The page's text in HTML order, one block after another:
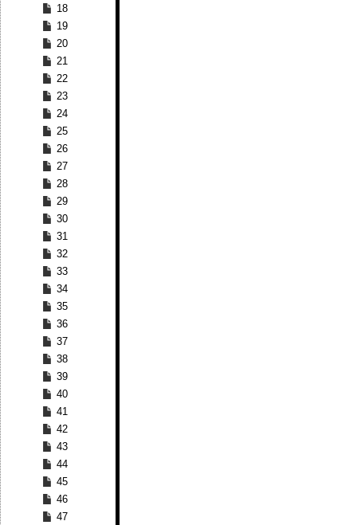
18
19
20
21
22
23
24
25
26
27
28
29
30
31
32
33
34
35
36
37
38
39
40
41
42
43
44
45
46
47